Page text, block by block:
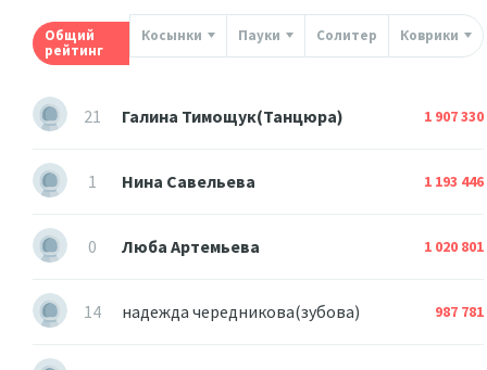
Общий
рейтинг
Косынки Пауки Солитер Коврики
21 Галина Тимощук(Танцюра) 1 907 330
1 Нина Савельева 1 193 446
0 Люба Артемьева 1 020 801
14 надежда чередникова(зубова) 987 781